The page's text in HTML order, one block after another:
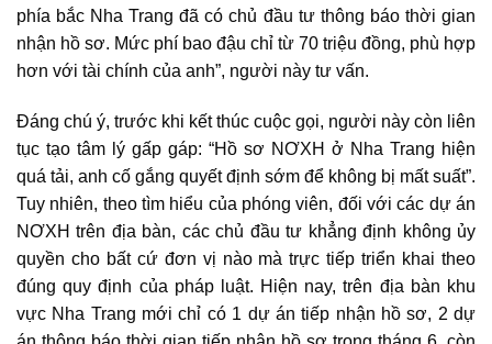
phía bắc Nha Trang đã có chủ đầu tư thông báo thời gian
nhận hồ sơ. Mức phí bao đậu chỉ từ 70 triệu đồng, phù hợp
hơn với tài chính của anh”, người này tư vấn.
Đáng chú ý, trước khi kết thúc cuộc gọi, người này còn liên
tục tạo tâm lý gấp gáp: “Hồ sơ NƠXH ở Nha Trang hiện
quá tải, anh cố gắng quyết định sớm để không bị mất suất”.
Tuy nhiên, theo tìm hiểu của phóng viên, đối với các dự án
NƠXH trên địa bàn, các chủ đầu tư khẳng định không ủy
quyền cho bất cứ đơn vị nào mà trực tiếp triển khai theo
đúng quy định của pháp luật. Hiện nay, trên địa bàn khu
vực Nha Trang mới chỉ có 1 dự án tiếp nhận hồ sơ, 2 dự